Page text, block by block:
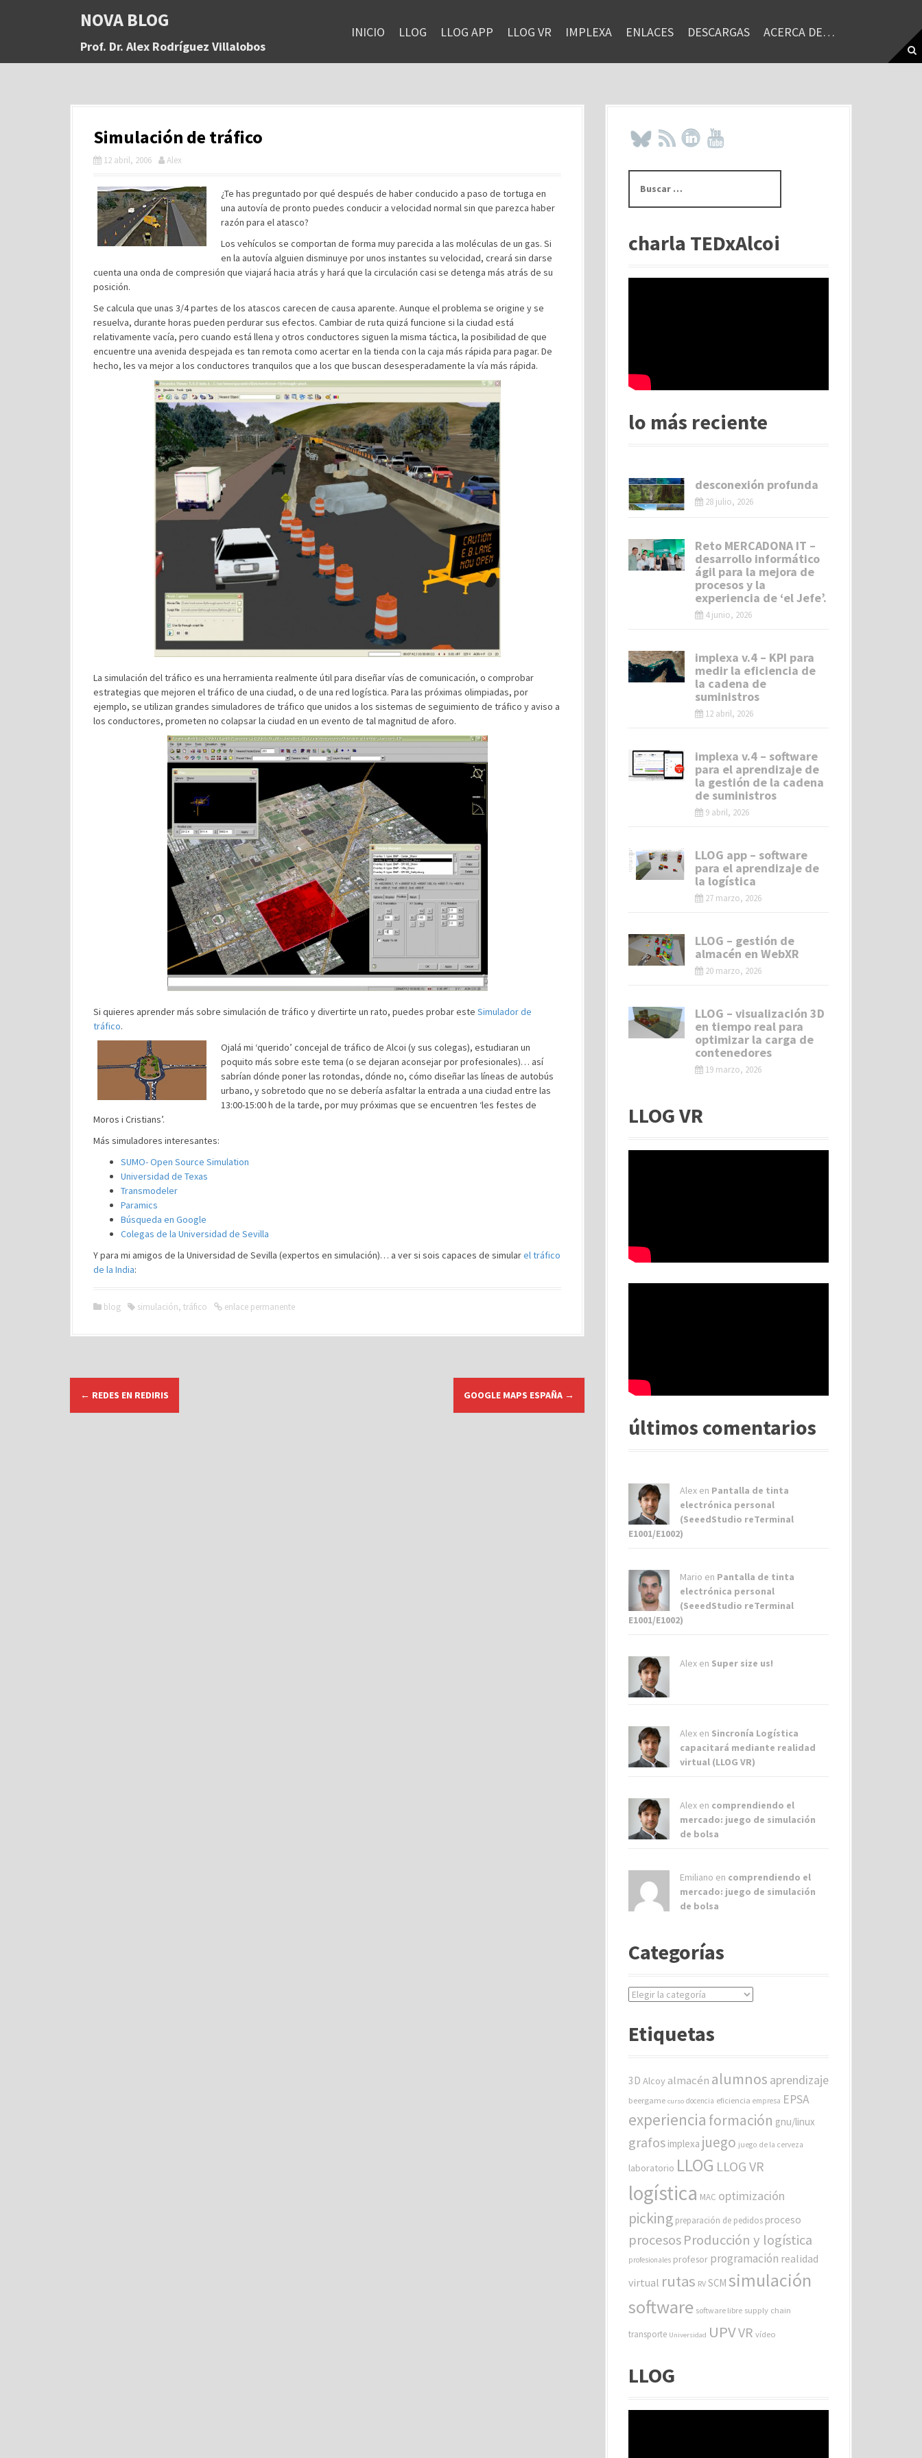
a
NOVA BLOG
Prof. Dr. Alex Rodríguez Villalobos
INICIO LLOG LLOG APP LLOG VR IMPLEXA ENLACES DESCARGAS ACERCA DE…
Simulación de tráfico
12 abril, 2006 Alex
¿Te has preguntado por qué después de haber conducido a paso de tortuga en
una autovía de pronto puedes conducir a velocidad normal sin que parezca haber
razón para el atasco?
Los vehículos se comportan de forma muy parecida a las moléculas de un gas. Si
en la autovía alguien disminuye por unos instantes su velocidad, creará sin darse
cuenta una onda de compresión que viajará hacia atrás y hará que la circulación casi se detenga más atrás de su
posición.
Se calcula que unas 3/4 partes de los atascos carecen de causa aparente. Aunque el problema se origine y se
resuelva, durante horas pueden perdurar sus efectos. Cambiar de ruta quizá funcione si la ciudad está
relativamente vacía, pero cuando está llena y otros conductores siguen la misma táctica, la posibilidad de que
encuentre una avenida despejada es tan remota como acertar en la tienda con la caja más rápida para pagar. De
hecho, les va mejor a los conductores tranquilos que a los que buscan desesperadamente la vía más rápida.
La simulación del tráfico es una herramienta realmente útil para diseñar vías de comunicación, o comprobar
estrategias que mejoren el tráfico de una ciudad, o de una red logística. Para las próximas olimpiadas, por
ejemplo, se utilizan grandes simuladores de tráfico que unidos a los sistemas de seguimiento de tráfico y aviso a
los conductores, prometen no colapsar la ciudad en un evento de tal magnitud de aforo.
Si quieres aprender más sobre simulación de tráfico y divertirte un rato, puedes probar este Simulador de
tráfico.
Ojalá mi ‘querido’ concejal de tráfico de Alcoi (y sus colegas), estudiaran un
poquito más sobre este tema (o se dejaran aconsejar por profesionales)… así
sabrían dónde poner las rotondas, dónde no, cómo diseñar las líneas de autobús
urbano, y sobretodo que no se debería asfaltar la entrada a una ciudad entre las
13:00-15:00 h de la tarde, por muy próximas que se encuentren ‘les festes de
Moros i Cristians’.
Más simuladores interesantes:
SUMO- Open Source Simulation
Universidad de Texas
Transmodeler
Paramics
Búsqueda en Google
Colegas de la Universidad de Sevilla
Y para mi amigos de la Universidad de Sevilla (expertos en simulación)… a ver si sois capaces de simularel tráfico
de la India:
blog simulación, tráfico enlace permanente
← REDES EN REDIRIS GOOGLE MAPS ESPAÑA →
s
rcharla TEDxAlcoi
lo más reciente
desconexión profunda
28 julio, 2026
Reto MERCADONA IT –
desarrollo informático
ágil para la mejora de
procesos y la
experiencia de ‘el Jefe’.
4 junio, 2026
implexa v.4 – KPI para
medir la eficiencia de
la cadena de
suministros
12 abril, 2026
implexa v.4 – software
para el aprendizaje de
la gestión de la cadena
de suministros
9 abril, 2026
LLOG app – software
para el aprendizaje de
la logística
27 marzo, 2026
LLOG – gestión de
almacén en WebXR
20 marzo, 2026
LLOG – visualización 3D
en tiempo real para
optimizar la carga de
contenedores
19 marzo, 2026
LLOG VR
últimos comentarios
Alex en Pantalla de tinta
electrónica personal
(SeeedStudio reTerminal
E1001/E1002)
Mario en Pantalla de tinta
electrónica personal
(SeeedStudio reTerminal
E1001/E1002)
Alex en Super size us!
Alex en Sincronía Logística
capacitará mediante realidad
virtual (LLOG VR)
Alex en comprendiendo el
mercado: juego de simulación
de bolsa
Emiliano en comprendiendo el
mercado: juego de simulación
de bolsa
Categorías
C
e
r
s
Etiquetas
3D Alcoy almacén alumnos aprendizaje
beergame curso docencia eficiencia empresa EPSA
experiencia formación gnu/linux
grafos implexa juego juego de la cerveza
laboratorio LLOG LLOG VR
logística MAC optimización
picking preparación de pedidos proceso
procesosProducción y logística
profesionales profesor programación realidad
virtual rutas RV SCM simulación
software software libre supply chain
transporte Universidad UPVVR vídeo
LLOG